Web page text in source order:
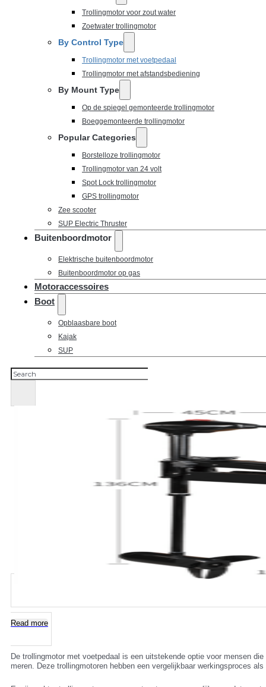
Trollingmotor voor zout water
Zoetwater trollingmotor
By Control Type
Trollingmotor met voetpedaal
Trollingmotor met afstandsbediening
By Mount Type
Op de spiegel gemonteerde trollingmotor
Boeggemonteerde trollingmotor
Popular Categories
Borstelloze trollingmotor
Trollingmotor van 24 volt
Spot Lock trollingmotor
GPS trollingmotor
Zee scooter
SUP Electric Thruster
Buitenboordmotor
Elektrische buitenboordmotor
Buitenboordmotor op gas
Motoraccessoires
Boot
Opblaasbare boot
Kajak
SUP
Zoeken
Read more
De trollingmotor met voetpedaal is een uitstekende optie voor mensen
meren. Deze trollingmotoren hebben een vergelijkbaar werkingsproces